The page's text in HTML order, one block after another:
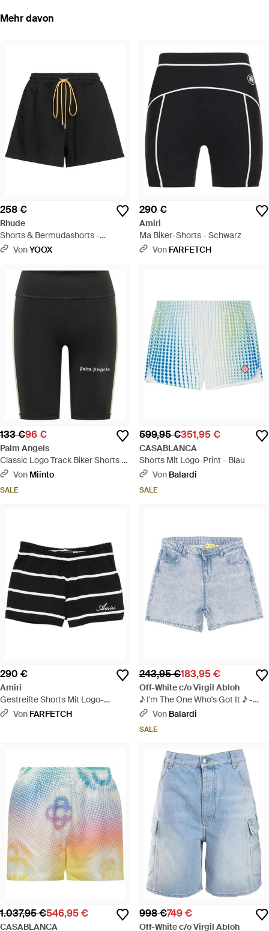
Mehr davon
258 €
Rhude
Shorts & Bermudashorts -
Schwarz
VonYOOX
290 €
Amiri
Ma Biker-Shorts - Schwarz
Von FARFETCH
133 €96 €
Palm Angels
Classic Logo Track Biker Shorts -
Schwarz
Von Miinto
SALE
599,95 €351,95 €
CASABLANCA
Shorts Mit Logo-Print - Blau
Von Balardi
SALE
290 €
Amiri
Gestreifte Shorts Mit Logo-
Stickerei - Schwarz
Von FARFETCH
243,95 €183,95 €
Off-White c/o Virgil Abloh
♪ I'm The One Who's Got It ♪ -
BlauVon Balardi
SALE
1.037,95 €546,95 €
CASABLANCA
998 €749 €
Off-White c/o Virgil Abloh